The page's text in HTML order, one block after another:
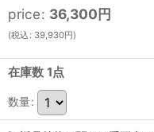
price: 36,300円
(税込 : 39,930円)
在庫数 1点
数量: